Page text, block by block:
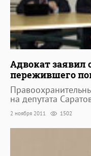
Адвокат заявил
пережившего
на депутата
2 ноября 2011 1502